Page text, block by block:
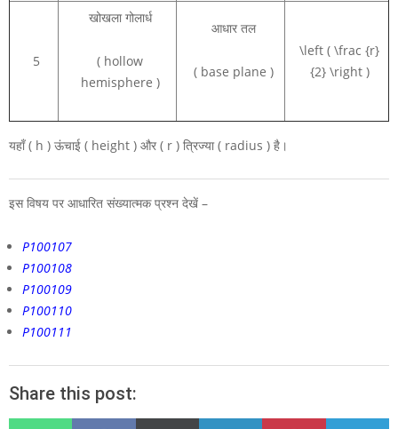
5
खोखला गोलार्ध
( hollow
hemisphere )
आधार तल
( base plane )
\left ( \frac {r}
{2} \right )
यहाँ( h ) ऊंचाई ( height ) और ( r ) त्रिज्या ( radius ) है।
इस विषय पर आधारित संख्यात्मक प्रश्न देखें –
P100107
P100108
P100109
P100110
P100111
Share this post: